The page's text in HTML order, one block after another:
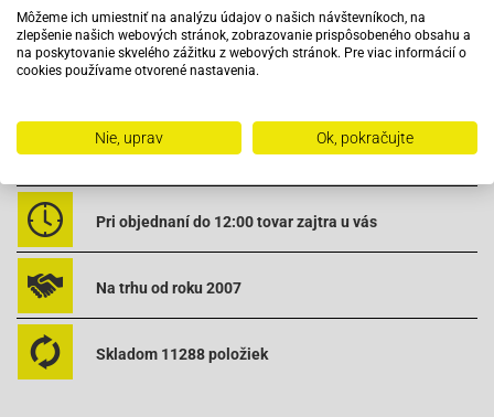
433101
Vybavený servis s odborným vyškoleným personálom
Pri objednaní do 12:00 tovar zajtra u vás
Na trhu od roku 2007
Skladom 11288 položiek
Môžeme ich umiestniť na analýzu údajov o našich návštevníkoch, na
zlepšenie našich webových stránok, zobrazovanie prispôsobeného obsahu a
na poskytovanie skvelého zážitku z webových stránok. Pre viac informácií o
cookies používame otvorené nastavenia.
Nie, uprav Ok, pokračujte